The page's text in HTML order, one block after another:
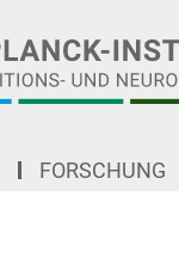
FORSCHUNG